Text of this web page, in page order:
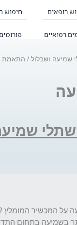
רופאים חיפוש
רפואיים
שמיעה ושבלול התאמת
שתלי